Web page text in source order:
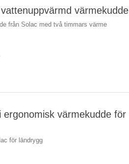
värmekudde
från Solac med två timmars värme
ergonomisk värmekudde för
för ländrygg